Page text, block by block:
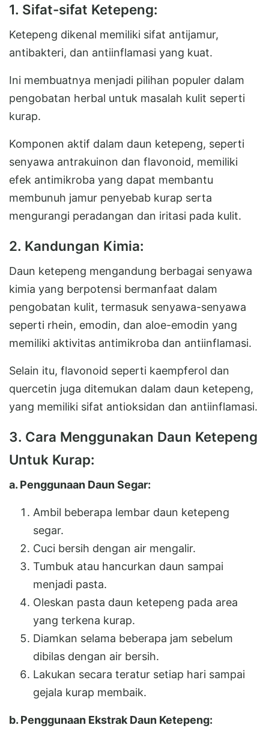
1. Sifat-sifat Ketepeng:
Ketepeng dikenal memiliki sifat antijamur,
antibakteri, dan antiinflamasi yang kuat.
Ini membuatnya menjadi pilihan populer dalam
pengobatan herbal untuk masalah kulit seperti
kurap.
Komponen aktif dalam daun ketepeng, seperti
senyawa antrakuinon dan flavonoid, memiliki
efek antimikroba yang dapat membantu
membunuh jamur penyebab kurap serta
mengurangi peradangan dan iritasi pada kulit.
2. Kandungan Kimia:
Daun ketepeng mengandung berbagai senyawa
kimia yang berpotensi bermanfaat dalam
pengobatan kulit, termasuk senyawa-senyawa
seperti rhein, emodin, dan aloe-emodin yang
memiliki aktivitas antimikroba dan antiinflamasi.
Selain itu, flavonoid seperti kaempferol dan
quercetin juga ditemukan dalam daun ketepeng,
yang memiliki sifat antioksidan dan antiinflamasi.
3. Cara Menggunakan Daun Ketepeng
Untuk Kurap:
a. Penggunaan Daun Segar:
Ambil beberapa lembar daun ketepeng
segar.
Cuci bersih dengan air mengalir.
Tumbuk atau hancurkan daun sampai
menjadi pasta.
Oleskan pasta daun ketepeng pada area
yang terkena kurap.
Diamkan selama beberapa jam sebelum
dibilas dengan air bersih.
Lakukan secara teratur setiap hari sampai
gejala kurap membaik.
b. Penggunaan Ekstrak Daun Ketepeng: